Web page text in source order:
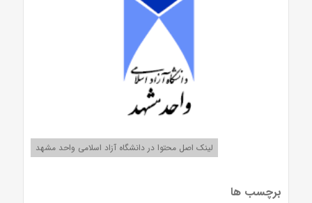
لینک اصل محتوا در دانشگاه آزاد اسلامی واحد مشهد
برچسب ها